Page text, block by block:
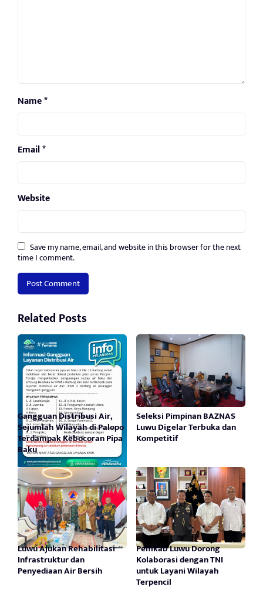
Name*
Email*
Website
Save my name, email, and website in this browser for the next
time I comment.
Related Posts
Gangguan Distribusi Air,
Sejumlah Wilayah di Palopo
Terdampak Kebocoran Pipa
Baku
Seleksi Pimpinan BAZNAS
Luwu Digelar Terbuka dan
Kompetitif
Luwu Ajukan Rehabilitasi
Infrastruktur dan
Penyediaan Air Bersih
Pemkab Luwu Dorong
Kolaborasi dengan TNI
untuk Layani Wilayah
Terpencil